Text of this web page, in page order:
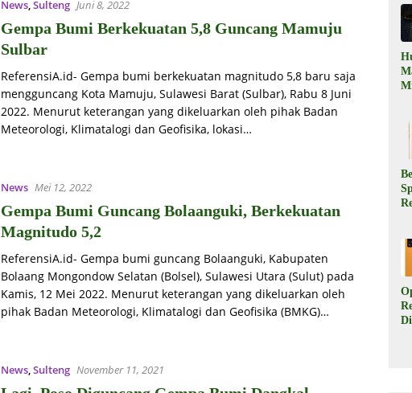
News,Sulteng Juni 8, 2022
Gempa Bumi Berkekuatan 5,8 Guncang Mamuju
Sulbar
ReferensiA.id- Gempa bumi berkekuatan magnitudo 5,8 baru saja
mengguncang Kota Mamuju, Sulawesi Barat (Sulbar), Rabu 8 Juni
2022. Menurut keterangan yang dikeluarkan oleh pihak Badan
Meteorologi, Klimatalogi dan Geofisika, lokasi…
News Mei 12, 2022
Gempa Bumi Guncang Bolaanguki, Berkekuatan
Magnitudo 5,2
ReferensiA.id- Gempa bumi guncang Bolaanguki, Kabupaten
Bolaang Mongondow Selatan (Bolsel), Sulawesi Utara (Sulut) pada
Kamis, 12 Mei 2022. Menurut keterangan yang dikeluarkan oleh
pihak Badan Meteorologi, Klimatalogi dan Geofisika (BMKG)…
News,Sulteng November 11, 2021